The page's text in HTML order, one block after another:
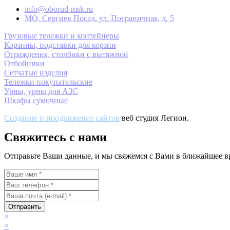
info@oborud-msk.ru
МО, Сергиев Посад, ул. Пограничная, д. 5
Грузовые тележки и контейнеры
Корзины, подставки для корзин
Ограждения, столбики с вытяжной
Отбойники
Сетчатые изделия
Тележки покупательские
Урны, урны для АЗС
Шкафы сумочные
Создание и продвижение сайтов веб студия Легион.
Свяжитесь с нами
Отправьте Ваши данные, и мы свяжемся с Вами в ближайшее
Отправить
×
×